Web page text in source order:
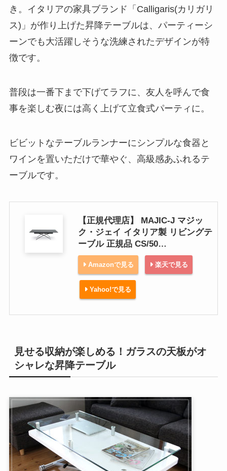
き。イタリアの家具ブランド「Calligaris(カリガリ
ス)」が作り上げた昇降テーブルは、パーティーシ
ーンでも大活躍しそうな洗練されたデザインが特
徴です。
普段は一番下まで下げてラフに、友人を呼んで食
事を楽しむ夜には高く上げて立食式パーティに。
ビビットなテーブルランナーにシンプルな食器と
ワインを置いただけで華やぐ、高級感あふれるテ
ーブルです。
【正規代理店】 MAJIC-J マジッ
ク・ジェイ イタリア製 リビングテ
ーブル 正規品 CS/50…
Amazonで見る 楽天で見る
Yahoo!で見る
見せる収納が楽しめる！ガラスの天板がオ
シャレな昇降テーブル